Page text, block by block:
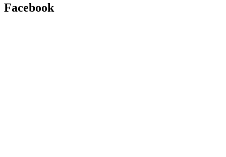
Facebook